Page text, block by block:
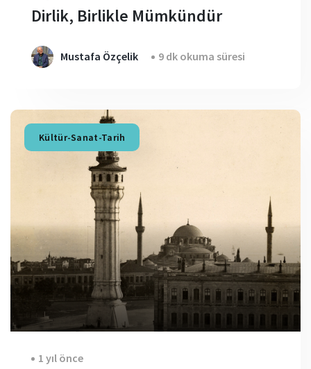
Dirlik, Birlikle Mümkündür
Mustafa Özçelik 9 dk okuma süresi
Kültür-Sanat-Tarih
1 yıl önce